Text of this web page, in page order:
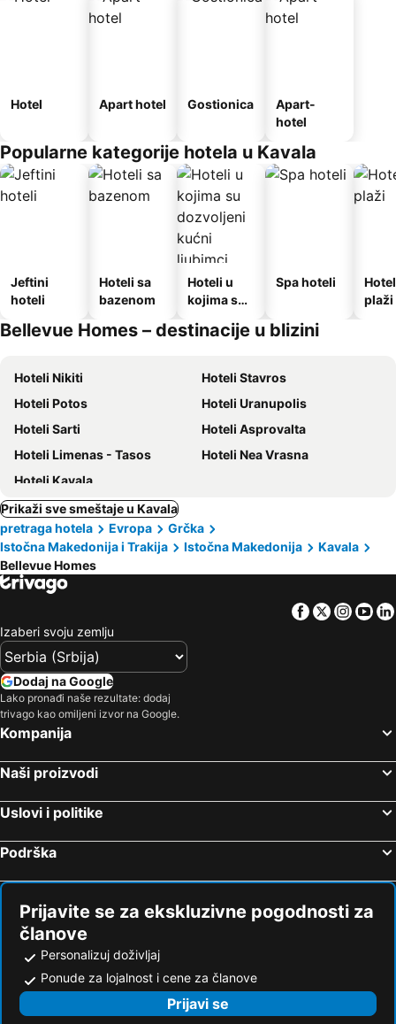
Hotel Apart hotel Gostionica
Apart-
hotel
Popularne kategorije hotela u Kavala
Jeftini
hoteli
Hoteli sa
bazenom
Hoteli u
kojima su
kućni
Spa hoteli
plaži
Bellevue Homes – destinacije u blizini
Hoteli Nikiti
Hoteli Stavros
Hoteli Potos
Hoteli Uranupolis
Hoteli Sarti
Hoteli Asprovalta
Hoteli Limenas - Tasos
Hoteli Nea Vrasna
Hoteli Kavala
Prikaži sve smeštaje u Kavala
pretraga hotela
Evropa
Grčka
Istočna Makedonija i Trakija
Istočna Makedonija
Kavala
Bellevue Homes
Facebook
Twitter
Izaberi svoju zemlju
Dodaj na Google
Lako pronađi naše rezultate: dodaj
trivago kao omiljeni izvor na Google.
Kompanija
Naši proizvodi
Uslovi i politike
Podrška
Prijavite se za ekskluzivne pogodnosti za
članove
Personalizuj doživljaj
Ponude za lojalnost i cene za članove
Prijavi se